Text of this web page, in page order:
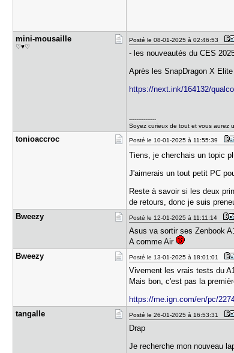
mini-mousa​ille
♡♥♡
Posté le 08-01-2025 à 02:46:53
- les nouveautés du CES
Après les SnapDragon X
https://next.ink/164132/
---------------
Soyez curieux de tout et vous aurez
tonioaccro​c Posté le 10-01-2025 à 11:55:39
Tiens, je cherchais un topic
J'aimerais un tout petit PC
Reste à savoir si les deux
de retours, donc je suis
Bweezy
Posté le 12-01-2025 à 11:11:14
Asus va sortir ses Zenbook
A comme Air
Bweezy
Posté le 13-01-2025 à 18:01:01
Vivement les vrais tests du
Mais bon, c'est pas la
https://me.ign.com/en/pc/
tangalle
Posté le 26-01-2025 à 16:53:31
Drap
Je recherche mon nouveau